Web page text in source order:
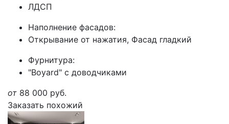
ЛДСП
Наполнение фасадов:
Открывание от нажатия, Фасад гладкий
Фурнитура:
"Boyard" с доводчиками
от 88 000 руб.
Заказать похожий